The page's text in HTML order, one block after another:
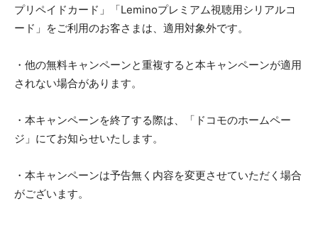
プリペイドカード」「Leminoプレミアム視聴用シリアルコ
ード」をご利用のお客さまは、適用対象外です。
・他の無料キャンペーンと重複すると本キャンペーンが適用
されない場合があります。
・本キャンペーンを終了する際は、「ドコモのホームペー
ジ」にてお知らせいたします。
・本キャンペーンは予告無く内容を変更させていただく場合
がございます。